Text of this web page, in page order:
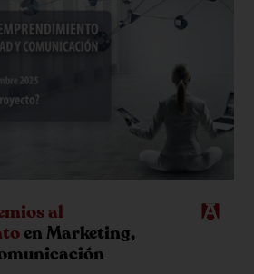
al
en Marketing,